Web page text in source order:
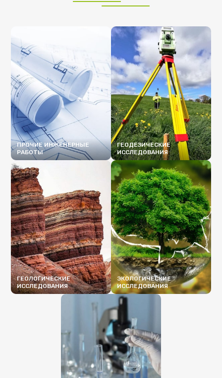
ПРОЧИЕ ИНЖЕНЕРНЫЕ
РАБОТЫ
ПОДРОБНЕЕ
ГЕОДЕЗИЧЕСКИЕ
ИССЛЕДОВАНИЯ
ПОДРОБНЕЕ
ГЕОЛОГИЧЕСКИЕ
ИССЛЕДОВАНИЯ
ЭКОЛОГИЧЕСКИЕ
ИССЛЕДОВАНИЯ